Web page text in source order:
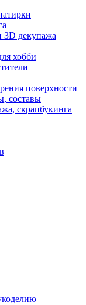
3D декупажа
хобби
поверхности
составы
скрапбукинга